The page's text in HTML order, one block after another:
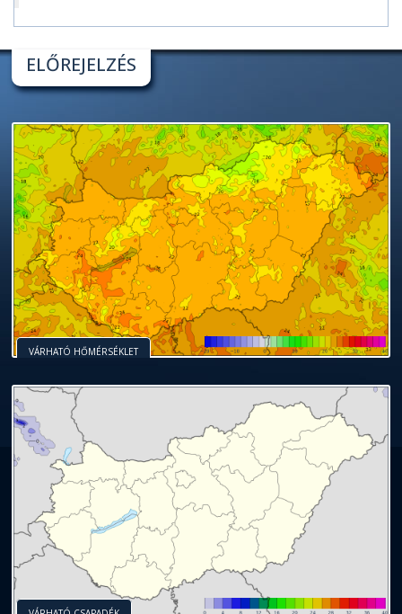
ELŐREJELZÉS
VÁRHATÓ HŐMÉRSÉKLET